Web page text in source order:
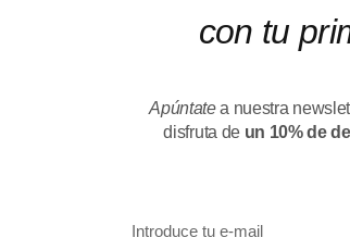
con tu
Apúntatea nuestra
disfruta de un 10% de